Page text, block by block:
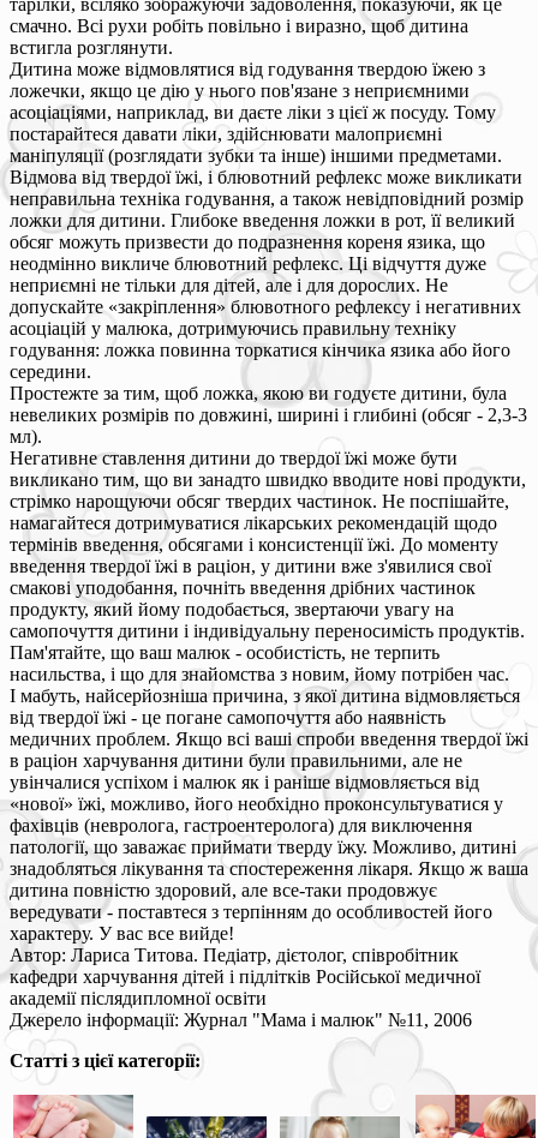
смачно. Всі рухи робіть повільно і виразно, щоб дитина
встигла розглянути.
Дитина може відмовлятися від годування твердою їжею з
ложечки, якщо це дію у нього пов'язане з неприємними
асоціаціями, наприклад, ви даєте ліки з цієї ж посуду. Тому
постарайтеся давати ліки, здійснювати малоприємні
маніпуляції (розглядати зубки та інше) іншими предметами.
Відмова від твердої їжі, і блювотний рефлекс може викликати
неправильна техніка годування, а також невідповідний розмір
ложки для дитини. Глибоке введення ложки в рот, її великий
обсяг можуть призвести до подразнення кореня язика, що
неодмінно викличе блювотний рефлекс. Ці відчуття дуже
неприємні не тільки для дітей, але і для дорослих. Не
допускайте «закріплення» блювотного рефлексу і негативних
асоціацій у малюка, дотримуючись правильну техніку
годування: ложка повинна торкатися кінчика язика або його
середини.
Простежте за тим, щоб ложка, якою ви годуєте дитини, була
невеликих розмірів по довжині, ширині і глибині (обсяг - 2,3-3
мл).
Негативне ставлення дитини до твердої їжі може бути
викликано тим, що ви занадто швидко вводите нові продукти,
стрімко нарощуючи обсяг твердих частинок. Не поспішайте,
намагайтеся дотримуватися лікарських рекомендацій щодо
термінів введення, обсягами і консистенції їжі. До моменту
введення твердої їжі в раціон, у дитини вже з'явилися свої
смакові уподобання, почніть введення дрібних частинок
продукту, який йому подобається, звертаючи увагу на
самопочуття дитини і індивідуальну переносимість продуктів.
Пам'ятайте, що ваш малюк - особистість, не терпить
насильства, і що для знайомства з новим, йому потрібен час.
І мабуть, найсерйозніша причина, з якої дитина відмовляється
від твердої їжі - це погане самопочуття або наявність
медичних проблем. Якщо всі ваші спроби введення твердої їжі
в раціон харчування дитини були правильними, але не
увінчалися успіхом і малюк як і раніше відмовляється від
«нової» їжі, можливо, його необхідно проконсультуватися у
фахівців (невролога, гастроентеролога) для виключення
патології, що заважає приймати тверду їжу. Можливо, дитині
знадобляться лікування та спостереження лікаря. Якщо ж ваша
дитина повністю здоровий, але все-таки продовжує
вередувати - поставтеся з терпінням до особливостей його
характеру. У вас все вийде!
Автор: Лариса Титова. Педіатр, дієтолог, співробітник
кафедри харчування дітей і підлітків Російської медичної
академії післядипломної освіти
Джерело інформації: Журнал "Мама і малюк" №11, 2006
Статті з цієї категорії: